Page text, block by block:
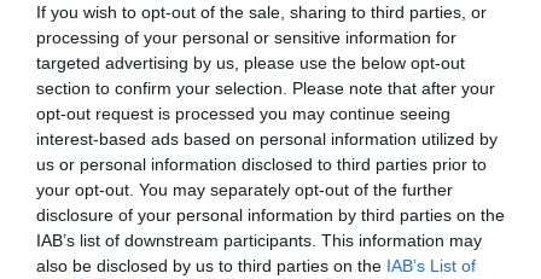
If you wish to opt-out of the sale, sharing to third parties, or
processing of your personal or sensitive information for
targeted advertising by us, please use the below opt-out
section to confirm your selection. Please note that after your
opt-out request is processed you may continue seeing
interest-based ads based on personal information utilized by
us or personal information disclosed to third parties prior to
your opt-out. You may separately opt-out of the further
disclosure of your personal information by third parties on the
IAB’s list of downstream participants. This information may
also be disclosed by us to third parties on the IAB’s List of
Δείτε όλα τατελευταία νέαγια την Τέχνη και τον
Πολιτισμό στοCulturenow.gr
Νέοι Διαγωνισμοί❯
Tags
JAZZ - BLUES - ETHNIC
ΚΛΑΣΙΚΗ - ΟΠΕΡΑ